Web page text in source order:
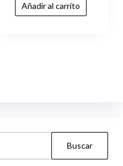
Añadir al carrito